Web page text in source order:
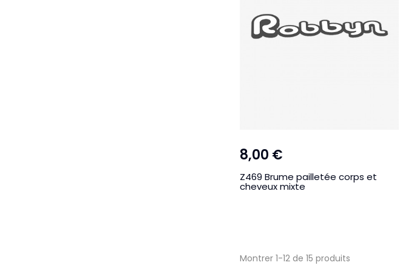
8,00 €
Z469 Brume pailletée corps et
cheveux mixte
Montrer 1-12 de 15 produits